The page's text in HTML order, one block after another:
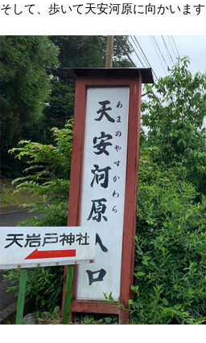
そして、歩いて天安河原に向かいま